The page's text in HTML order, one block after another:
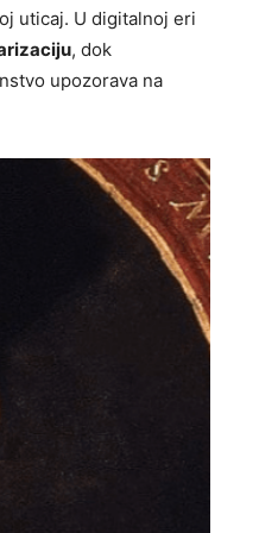
uticaj. U digitalnoj eri
, dok
upozorava na